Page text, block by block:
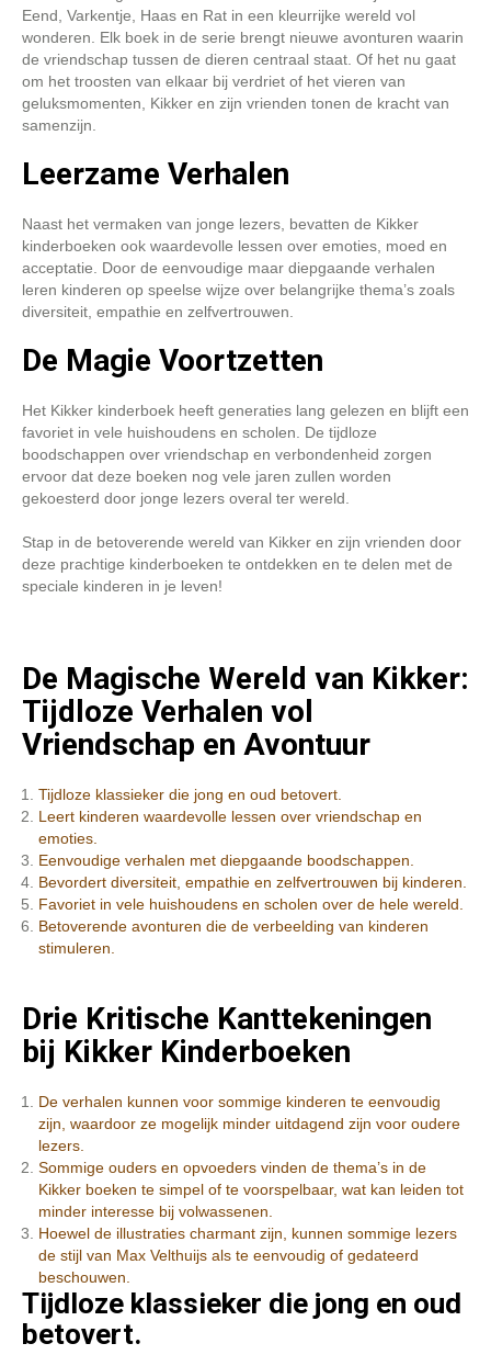
Eend, Varkentje, Haas en Rat in een kleurrijke wereld vol
wonderen. Elk boek in de serie brengt nieuwe avonturen waarin
de vriendschap tussen de dieren centraal staat. Of het nu gaat
om het troosten van elkaar bij verdriet of het vieren van
geluksmomenten, Kikker en zijn vrienden tonen de kracht van
samenzijn.
Leerzame Verhalen
Naast het vermaken van jonge lezers, bevatten de Kikker
kinderboeken ook waardevolle lessen over emoties, moed en
acceptatie. Door de eenvoudige maar diepgaande verhalen
leren kinderen op speelse wijze over belangrijke thema’s zoals
diversiteit, empathie en zelfvertrouwen.
De Magie Voortzetten
Het Kikker kinderboek heeft generaties lang gelezen en blijft een
favoriet in vele huishoudens en scholen. De tijdloze
boodschappen over vriendschap en verbondenheid zorgen
ervoor dat deze boeken nog vele jaren zullen worden
gekoesterd door jonge lezers overal ter wereld.
Stap in de betoverende wereld van Kikker en zijn vrienden door
deze prachtige kinderboeken te ontdekken en te delen met de
speciale kinderen in je leven!
De Magische Wereld van Kikker:
Tijdloze Verhalen vol
Vriendschap en Avontuur
Tijdloze klassieker die jong en oud betovert.
Leert kinderen waardevolle lessen over vriendschap en
emoties.
Eenvoudige verhalen met diepgaande boodschappen.
Bevordert diversiteit, empathie en zelfvertrouwen bij kinderen.
Favoriet in vele huishoudens en scholen over de hele wereld.
Betoverende avonturen die de verbeelding van kinderen
stimuleren.
Drie Kritische Kanttekeningen
bij Kikker Kinderboeken
De verhalen kunnen voor sommige kinderen te eenvoudig
zijn, waardoor ze mogelijk minder uitdagend zijn voor oudere
lezers.
Sommige ouders en opvoeders vinden de thema’s in de
Kikker boeken te simpel of te voorspelbaar, wat kan leiden tot
minder interesse bij volwassenen.
Hoewel de illustraties charmant zijn, kunnen sommige lezers
de stijl van Max Velthuijs als te eenvoudig of gedateerd
beschouwen.
Tijdloze klassieker die jong en oud
betovert.